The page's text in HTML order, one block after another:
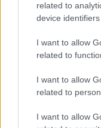
related to
device
I want to allow
related to
I want to allow
related to
I want to allow
Athletic – Celta
Sevilla – Real Madrid
Atlético – Valladolid
Cádiz – Barcelona